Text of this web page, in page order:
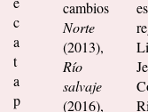
c
a
t
a
p
cambios
Norte
(2013),​
Río
salvaje
(2016),